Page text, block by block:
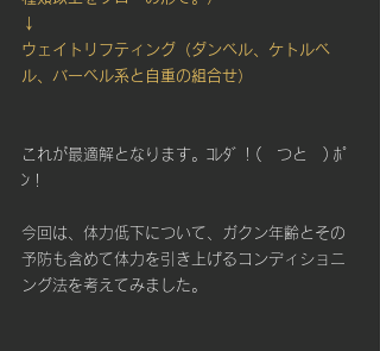
↓
ウェイトリフティング（ダンベル、ケトルベ
ル、バーベル系と自重の組合せ）
これが最適解となります。ｺﾚﾀﾞ！(　つと　) ﾎﾟ
ﾝ！
今回は、体力低下について、ガクン年齢とその
予防も含めて体力を引き上げるコンディショニ
ング法を考えてみました。